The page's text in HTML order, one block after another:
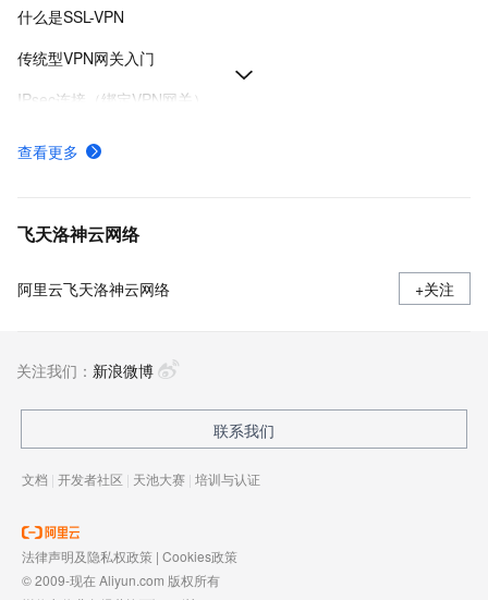
什么是SSL-VPN
传统型VPN网关入门
IPsec连接（绑定VPN网关）
VPN网关实例配置
VPN网关产品计费
查看更多
飞天洛神云网络
阿里云飞天洛神云网络 +关注
关注我们： 新浪微博
联系我们
文档 | 开发者社区 | 天池大赛 | 培训与认证
法律声明及隐私权政策 | Cookies政策
© 2009-现在 Aliyun.com 版权所有